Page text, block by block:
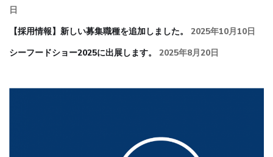
日
【採用情報】新しい募集職種を追加しました。
2025年10月10日
シーフードショー2025に出展します。
2025年8月20日